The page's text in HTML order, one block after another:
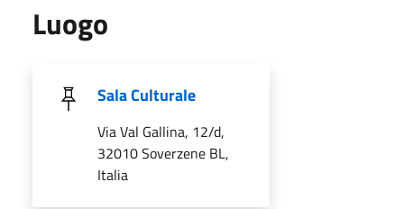
Luogo
Sala Culturale
Via Val Gallina, 12/d,
32010 Soverzene BL,
Italia